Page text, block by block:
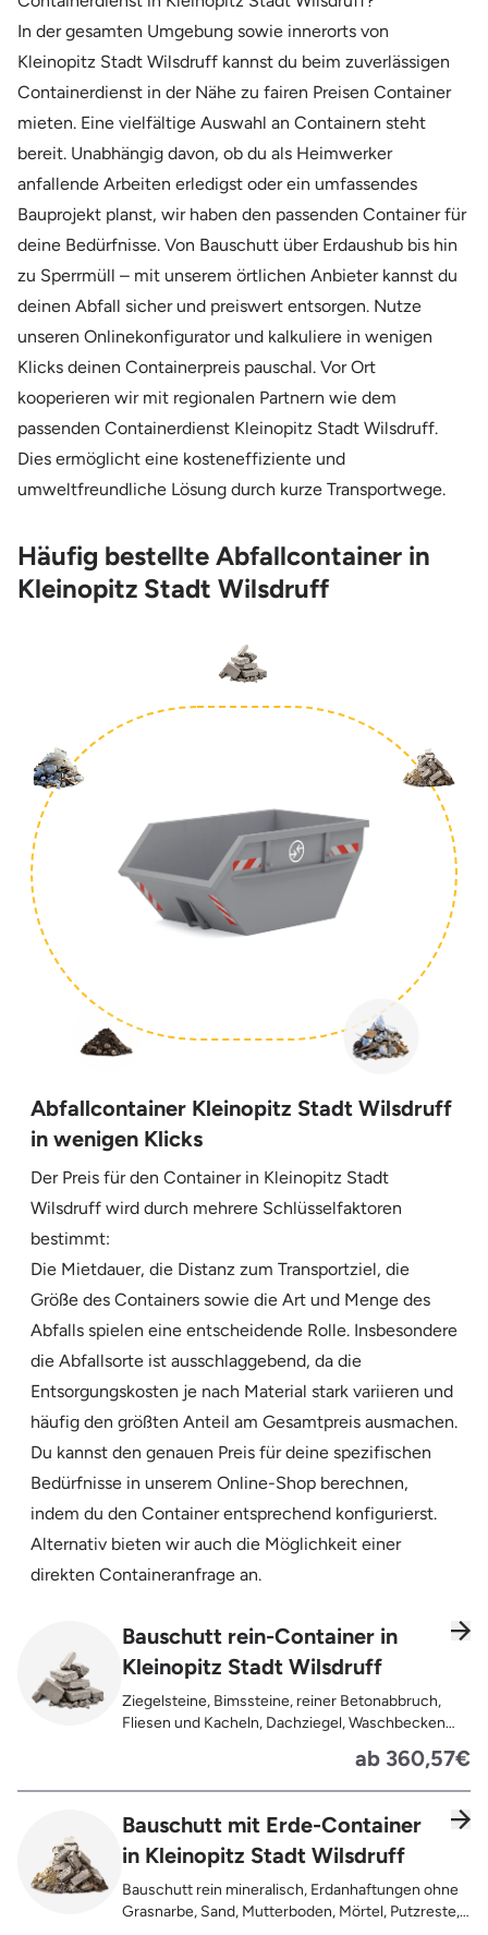
In der gesamten Umgebung sowie innerorts von
Kleinopitz Stadt Wilsdruff kannst du beim zuverlässigen
Containerdienst in der Nähe zu fairen Preisen Container
mieten. Eine vielfältige Auswahl an Containern steht
bereit. Unabhängig davon, ob du als Heimwerker
anfallende Arbeiten erledigst oder ein umfassendes
Bauprojekt planst, wir haben den passenden Container für
deine Bedürfnisse. Von Bauschutt über Erdaushub bis hin
zu Sperrmüll – mit unserem örtlichen Anbieter kannst du
deinen Abfall sicher und preiswert entsorgen. Nutze
unseren Onlinekonfigurator und kalkuliere in wenigen
Klicks deinen Containerpreis pauschal. Vor Ort
kooperieren wir mit regionalen Partnern wie dem
passenden Containerdienst Kleinopitz Stadt Wilsdruff.
Dies ermöglicht eine kosteneffiziente und
umweltfreundliche Lösung durch kurze Transportwege.
Häufig bestellte Abfallcontainer in
Kleinopitz Stadt Wilsdruff
Abfallcontainer Kleinopitz Stadt Wilsdruff
in wenigen Klicks
Der Preis für den Container in Kleinopitz Stadt
Wilsdruff wird durch mehrere Schlüsselfaktoren
bestimmt:
Die Mietdauer, die Distanz zum Transportziel, die
Größe des Containers sowie die Art und Menge des
Abfalls spielen eine entscheidende Rolle. Insbesondere
die Abfallsorte ist ausschlaggebend, da die
Entsorgungskosten je nach Material stark variieren und
häufig den größten Anteil am Gesamtpreis ausmachen.
Du kannst den genauen Preis für deine spezifischen
Bedürfnisse in unserem Online-Shop berechnen,
indem du den Container entsprechend konfigurierst.
Alternativ bieten wir auch die Möglichkeit einer
direkten Containeranfrage an.
Bauschutt rein-Container in
Kleinopitz Stadt Wilsdruff
Ziegelsteine, Bimssteine, reiner Betonabbruch,
Fliesen und Kacheln, Dachziegel, Waschbecken
Pflastersteine, Kalksand-Mauerwerk, Zement und
Putzreste
ab 360,57€
Bauschutt mit Erde-Container
in Kleinopitz Stadt Wilsdruff
Bauschutt rein mineralisch, Erdanhaftungen ohne
Grasnarbe, Sand, Mutterboden, Mörtel, Putzreste,